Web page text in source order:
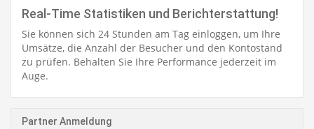
Real-Time Statistiken und Berichterstattung!
Sie können sich 24 Stunden am Tag einloggen, um Ihre
Umsätze, die Anzahl der Besucher und den Kontostand
zu prüfen. Behalten Sie Ihre Performance jederzeit im
Auge.
Partner Anmeldung